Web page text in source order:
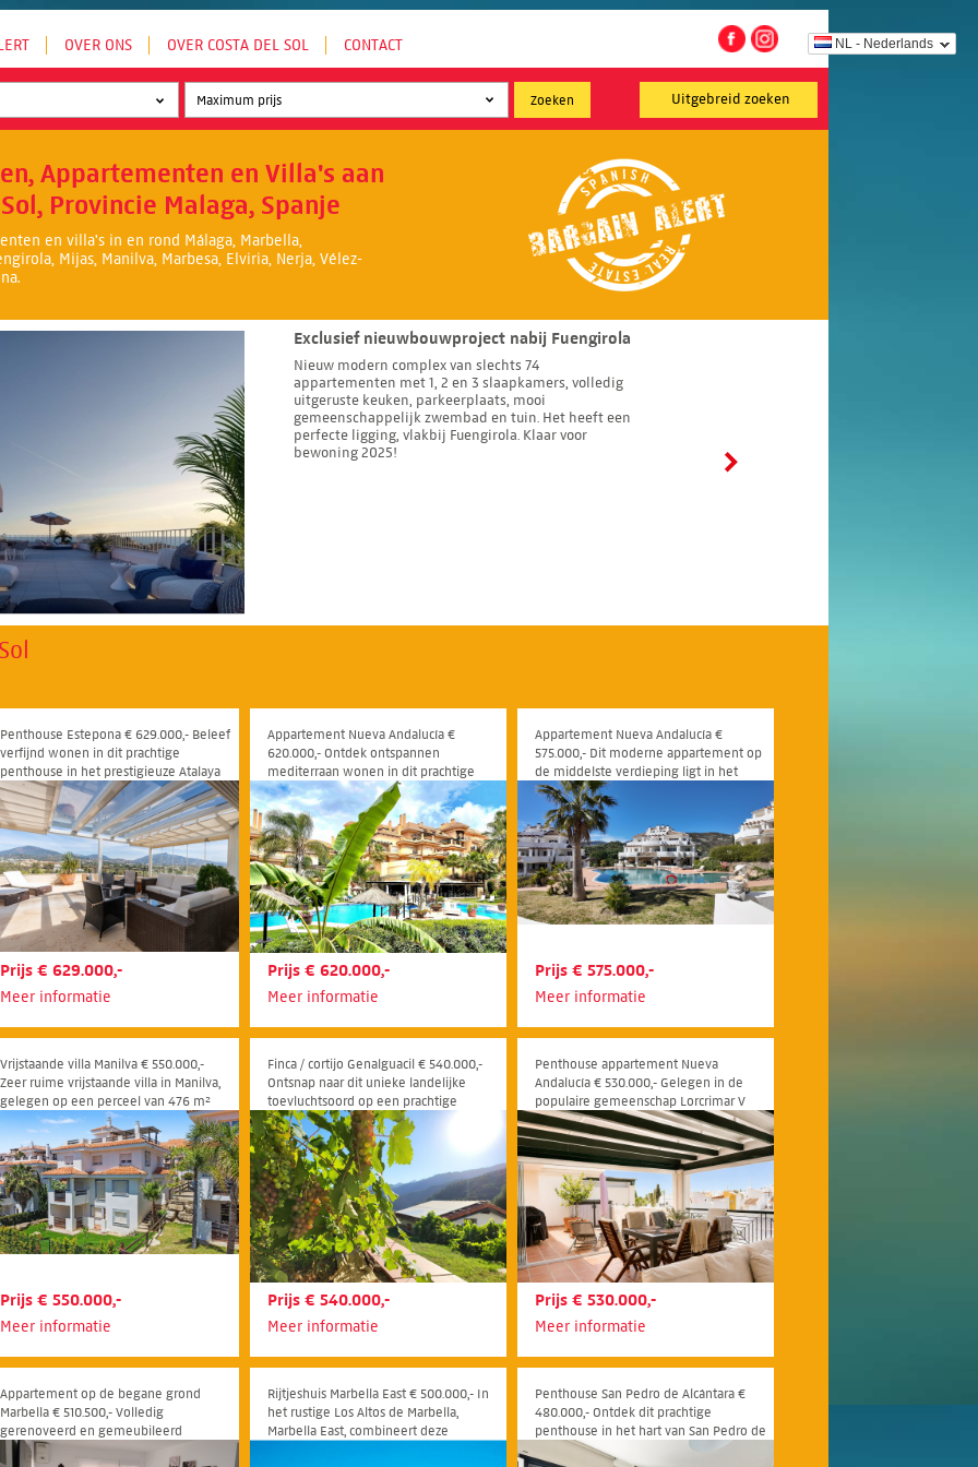
NL - Nederlands
OVER ONS OVER COSTA DEL SOL CONTACT
Uitgebreid zoeken
Appartementen en Villa's aan
Provincie Malaga, Spanje
en villa's in en rond Málaga, Marbella,
Mijas, Manilva, Marbesa, Elviria, Nerja, Vélez-
Exclusief nieuwbouwproject nabij Fuengirola
Nieuw modern complex van slechts 74
appartementen met 1, 2 en 3 slaapkamers, volledig
uitgeruste keuken, parkeerplaats, mooi
gemeenschappelijk zwembad en tuin. Het heeft een
perfecte ligging, vlakbij Fuengirola. Klaar voor
bewoning 2025!
24 25 26 28 29 30 31 32 33 34
Penthouse Estepona € 629.000,- Beleef
verfijnd wonen in dit prachtige
penthouse in het prestigieuze Atalaya
Golf Club in Estepona
Prijs € 629.000,-
Meer informatie
Appartement Nueva Andalucía €
620.000,- Ontdek ontspannen
mediterraan wonen in dit prachtige
appartement met drie slaapkamers en
twee badkamers in het prestigieuze
Aloha Hill Club, in het hart van Nueva
Andalucia
Prijs € 620.000,-
Meer informatie
Appartement Nueva Andalucía €
575.000,- Dit moderne appartement op
de middelste verdieping ligt in het
gewilde Be Aloha-resort in Nueva
Andalucía, Marbella.
Prijs € 575.000,-
Meer informatie
Vrijstaande villa Manilva € 550.000,-
Zeer ruime vrijstaande villa in Manilva,
gelegen op een perceel van 476 m²
met 300 m² bebouwd en uitstekend
verhuurpotentieel.
Prijs € 550.000,-
Meer informatie
Finca / cortijo Genalguacil € 540.000,-
Ontsnap naar dit unieke landelijke
toevluchtsoord op een prachtige
berghelling, met volledige privacy en
een schitterende natuurlijke omgeving
Prijs € 540.000,-
Meer informatie
Penthouse appartement Nueva
Andalucía € 530.000,- Gelegen in de
populaire gemeenschap Lorcrimar V
combineert dit prachtig gerenoveerde
appartement op de bovenste
verdieping lichte en uitnodigende
interieurs met een ruim terras dat het
hele jaar door gebruikt kan worden
Prijs € 530.000,-
Meer informatie
Appartement op de begane grond
Marbella € 510.500,- Volledig
gerenoveerd en gemeubileerd
appartement op de begane grond in
Rijtjeshuis Marbella East € 500.000,- In
het rustige Los Altos de Marbella,
Marbella East, combineert deze
Penthouse San Pedro de Alcántara €
480.000,- Ontdek dit prachtige
penthouse in het hart van San Pedro de
Alcántara, een centraal gelegen woning